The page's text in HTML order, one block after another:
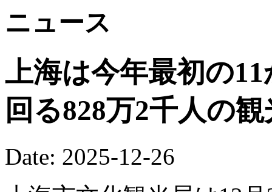
ニュース
上海は今年最初の
回る828万2千人の
Date: 2025-12-26